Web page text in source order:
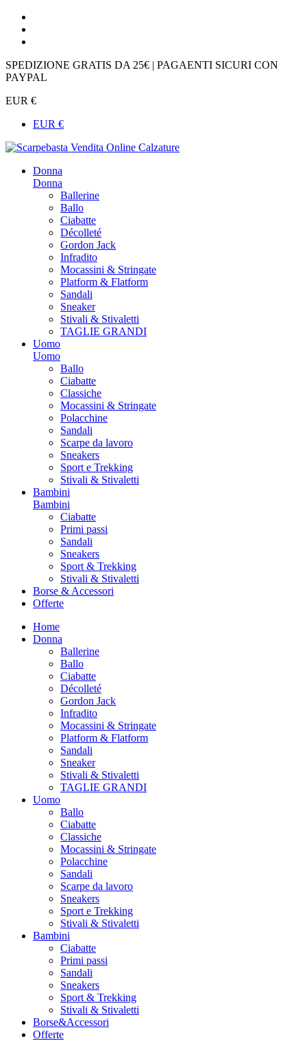
SPEDIZIONE GRATIS DA 25€ | PAGAENTI SICURI CON
PAYPAL
EUR €
EUR €
Donna
Donna
Ballerine
Ballo
Ciabatte
Décolleté
Gordon Jack
Infradito
Mocassini & Stringate
Platform & Flatform
Sandali
Sneaker
Stivali & Stivaletti
TAGLIE GRANDI
Uomo
Uomo
Ballo
Ciabatte
Classiche
Mocassini & Stringate
Polacchine
Sandali
Scarpe da lavoro
Sneakers
Sport e Trekking
Stivali & Stivaletti
Bambini
Bambini
Ciabatte
Primi passi
Sandali
Sneakers
Sport & Trekking
Stivali & Stivaletti
Borse & Accessori
Offerte
Home
Donna
Ballerine
Ballo
Ciabatte
Décolleté
Gordon Jack
Infradito
Mocassini & Stringate
Platform & Flatform
Sandali
Sneaker
Stivali & Stivaletti
TAGLIE GRANDI
Uomo
Ballo
Ciabatte
Classiche
Mocassini & Stringate
Polacchine
Sandali
Scarpe da lavoro
Sneakers
Sport e Trekking
Stivali & Stivaletti
Bambini
Ciabatte
Primi passi
Sandali
Sneakers
Sport & Trekking
Stivali & Stivaletti
Borse&Accessori
Offerte